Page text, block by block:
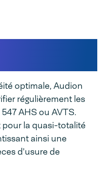
optimale, Audion
régulièrement les
AHS ou AVTS.
la quasi-totalité
ainsi une
d'usure de